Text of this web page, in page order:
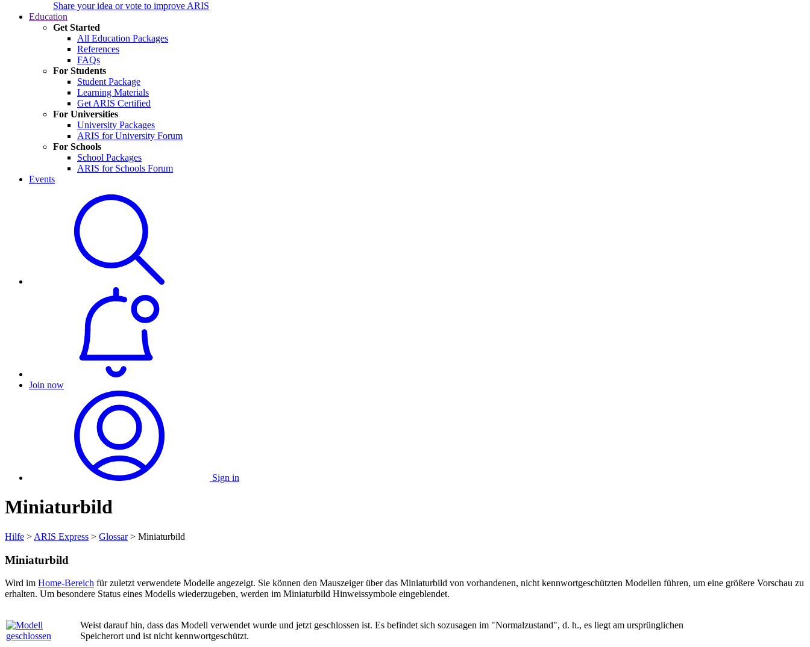
Share your idea or vote to improve ARIS
Education
Get Started
All Education Packages
References
FAQs
For Students
Student Package
Learning Materials
Get ARIS Certified
For Universities
University Packages
ARIS for University Forum
For Schools
School Packages
ARIS for Schools Forum
Events
Join now
Sign in
Miniaturbild
Hilfe > ARIS Express > Glossar> Miniaturbild
Miniaturbild
Wird im Home-Bereich für zuletzt verwendete Modelle angezeigt. Sie können den Mauszeiger über das Miniaturbild von vorhandenen, nicht kennwortgeschützten Modellen führen, um eine größere Vorschau zu
erhalten. Um besondere Status eines Modells wiederzugeben, werden im Miniaturbild Hinweissymbole eingeblendet.
Weist darauf hin, dass das Modell verwendet wurde und jetzt geschlossen ist. Es befindet sich sozusagen im "Normalzustand", d. h., es liegt am ursprünglichen
Speicherort und ist nicht kennwortgeschützt.